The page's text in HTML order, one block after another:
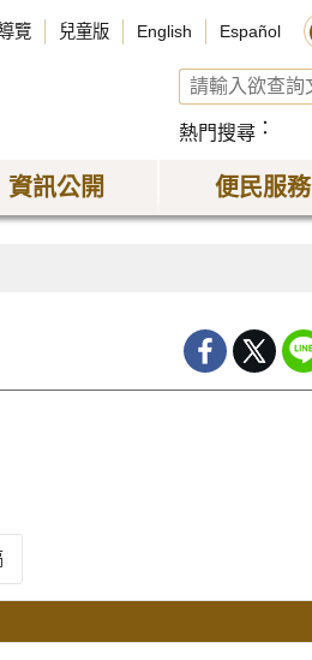
覽 兒童版 English Español
熱門搜尋
資訊公開 便民服務